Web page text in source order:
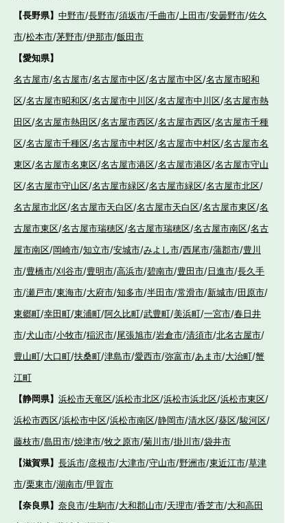
【長野県】 中野市/長野市/須坂市/千曲市/ 上田市/安曇野市/佐久
市/松本市/茅野市/伊那市/飯田市
【愛知県】
名古屋市/名古屋市/名古屋市中区/名古屋市中区/名古屋市昭和
区/名古屋市昭和区/名古屋市中川区/名古屋市中川区/名古屋市熱
田区/名古屋市熱田区/名古屋市西区/名古屋市西区/名古屋市千種
区/名古屋市千種区/名古屋市中村区/名古屋市中村区/名古屋市名
東区/名古屋市名東区/名古屋市港区/名古屋市港区/名古屋市守山
区/名古屋市守山区/名古屋市緑区/名古屋市緑区/名古屋市北区/
名古屋市北区/名古屋市天白区/名古屋市天白区/名古屋市東区/名
古屋市東区/名古屋市瑞穂区/名古屋市瑞穂区/名古屋市南区/名古
屋市南区/岡崎市/知立市/安城市/みよし市/西尾市/蒲郡市/豊川
市/豊橋市/刈谷市/豊明市/高浜市/碧南市/豊田市/日進市/長久手
市/瀬戸市/東海市/大府市/知多市/半田市/常滑市/新城市/田原市/
東郷町/幸田町/東浦町/阿久比町/武豊町/美浜町/一宮市/春日井
市/犬山市/小牧市/稲沢市/尾張旭市/岩倉市/清須市/北名古屋市/
豊山町/大口町/扶桑町/津島市/愛西市/弥富市/あま市/大治町/蟹
江町
【静岡県】 浜松市天竜区/浜松市北区/浜松市浜北区/浜松市東区/
浜松市西区/浜松市中区/浜松市南区/静岡市/清水区/葵区/駿河区/
藤枝市/島田市/焼津市/牧之原市/菊川市/掛川市/袋井市
【滋賀県】 長浜市/彦根市/大津市/守山市/野洲市/東近江市/草津
市/栗東市/湖南市/甲賀市
【奈良県】 奈良市/生駒市/大和郡山市/天理市/香芝市/大和高田